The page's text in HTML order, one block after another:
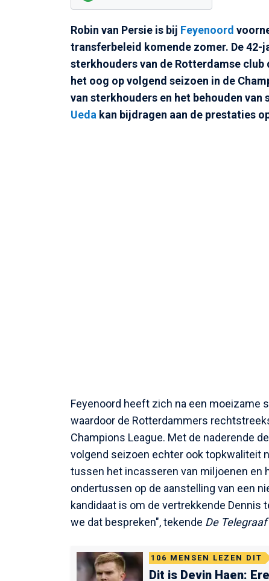
Robin van Persie is bij Feyenoord
transferbeleid komende zomer. De
sterkhouders van de Rotterdamse
het oog op volgend seizoen in de
van sterkhouders en het behouden van
Ueda kan bijdragen aan de prestaties
Feyenoord heeft zich na een moeizame
waardoor de Rotterdammers
Champions League. Met de naderende
volgend seizoen echter ook topkwaliteit
tussen het incasseren van miljoenen en
ondertussen op de aanstelling van een
kandidaat is om de vertrekkende Dennis
we dat bespreken", tekende De Telegraaf
106 MENSEN LEZEN DIT
Dit is Devin Haen: